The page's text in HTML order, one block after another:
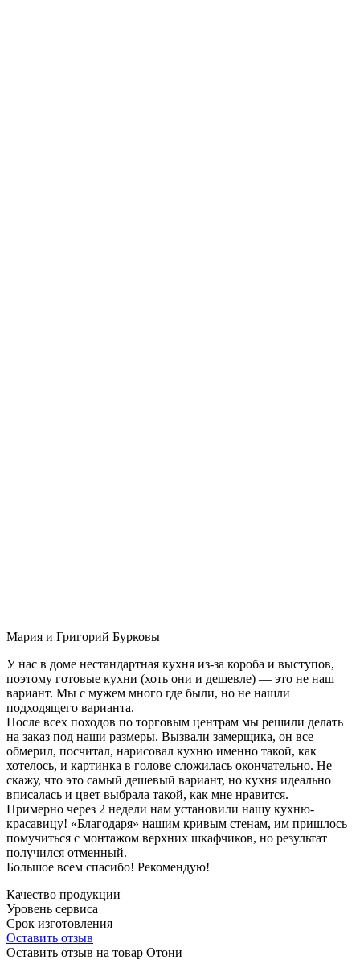
Мария и Григорий Бурковы
У нас в доме нестандартная кухня из-за короба и выступов,
поэтому готовые кухни (хоть они и дешевле) — это не наш
вариант. Мы с мужем много где были, но не нашли
подходящего варианта.
После всех походов по торговым центрам мы решили делать
на заказ под наши размеры. Вызвали замерщика, он все
обмерил, посчитал, нарисовал кухню именно такой, как
хотелось, и картинка в голове сложилась окончательно. Не
скажу, что это самый дешевый вариант, но кухня идеально
вписалась и цвет выбрала такой, как мне нравится.
Примерно через 2 недели нам установили нашу кухню-
красавицу! «Благодаря» нашим кривым стенам, им пришлось
помучиться с монтажом верхних шкафчиков, но результат
получился отменный.
Большое всем спасибо! Рекомендую!
Качество продукции
Уровень сервиса
Срок изготовления
Оставить отзыв
Оставить отзыв на товар Отони